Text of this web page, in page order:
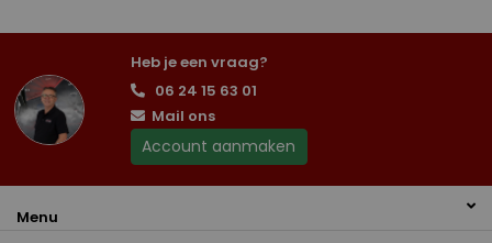
Heb je een vraag?
06 24 15 63 01
Mail ons
Account aanmaken
Menu